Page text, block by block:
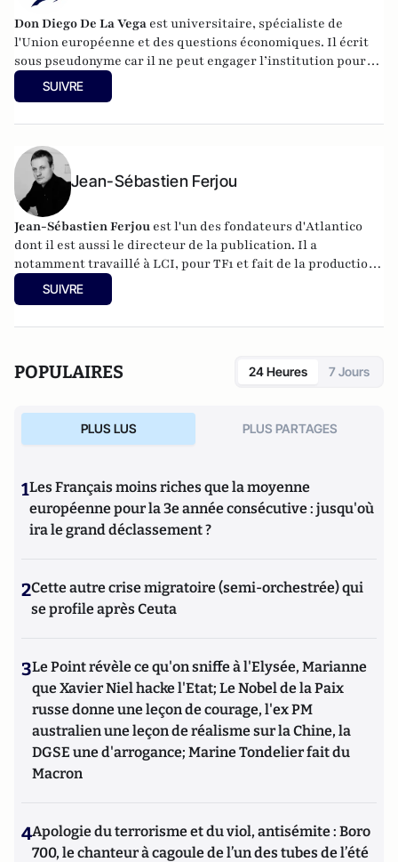
Don Diego De La Vega est universitaire, spécialiste de
l'Union européenne et des questions économiques. Il écrit
sous pseudonyme car il ne peut engager l’institution pour
laquelle il travaille.
SUIVRE
Jean-Sébastien Ferjou
Jean-Sébastien Ferjou est l'un des fondateurs d'Atlantico
dont il est aussi le directeur de la publication. Il a
notamment travaillé à LCI, pour TF1 et fait de la production
télévisuelle.
SUIVRE
POPULAIRES 24 Heures 7 Jours
PLUS LUS PLUS PARTAGES
1Les Français moins riches que la moyenne
européenne pour la 3e année consécutive : jusqu'où
ira le grand déclassement ?
2Cette autre crise migratoire (semi-orchestrée) qui
se profile après Ceuta
3Le Point révèle ce qu'on sniffe à l'Elysée, Marianne
que Xavier Niel hacke l'Etat; Le Nobel de la Paix
russe donne une leçon de courage, l'ex PM
australien une leçon de réalisme sur la Chine, la
DGSE une d'arrogance; Marine Tondelier fait du
Macron
4Apologie du terrorisme et du viol, antisémite : Boro
700, le chanteur à cagoule de l’un des tubes de l’été